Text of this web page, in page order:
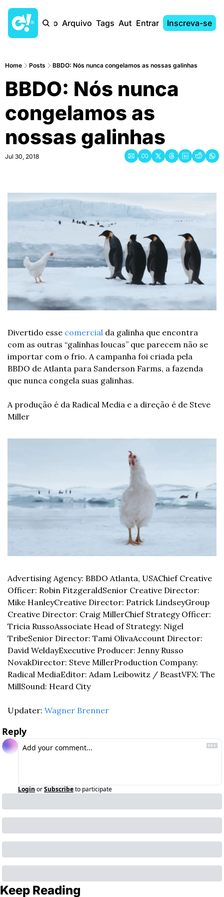
Início Arquivo Tags AutoresEntrar Inscreva-se
Home Posts BBDO: Nós nunca congelamos as nossas galinhas
BBDO: Nós nunca
congelamos as
nossas galinhas
Jul 30, 2018
Divertido esse comercial da galinha que encontra
com as outras “galinhas loucas” que parecem não se
importar com o frio. A campanha foi criada pela
BBDO de Atlanta para Sanderson Farms, a fazenda
que nunca congela suas galinhas.
A produção é da Radical Media e a direção é de Steve
Miller
Advertising Agency: BBDO Atlanta, USAChief Creative
Officer: Robin FitzgeraldSenior Creative Director:
Mike HanleyCreative Director: Patrick LindseyGroup
Creative Director: Craig MillerChief Strategy Officer:
Tricia RussoAssociate Head of Strategy: Nigel
TribeSenior Director: Tami OlivaAccount Director:
David WeldayExecutive Producer: Jenny Russo
NovakDirector: Steve MillerProduction Company:
Radical MediaEditor: Adam Leibowitz / BeastVFX: The
MillSound: Heard City
Updater: Wagner Brenner
Reply
Login orSubscribeto participate
Keep Reading